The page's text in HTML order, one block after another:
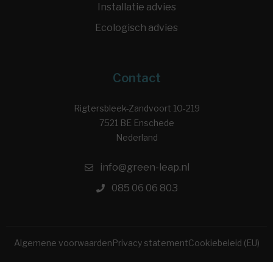
Installatie advies
Ecologisch advies
Contact
Rigtersbleek-Zandvoort 10-219
7521 BE Enschede
Nederland
info@green-leap.nl
085 06 06 803
Algemene voorwaardenPrivacy statementCookiebeleid (EU)